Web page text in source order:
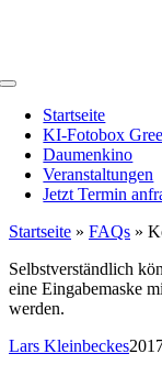
Toggle
NavigationStartseite
KI-Fotobox
Daumenkino
Veranstaltungen
Jetzt Termin
Startseite » FAQs »
Selbstverständlich
eine Eingabemaske
werden.
Lars Kleinbeckes